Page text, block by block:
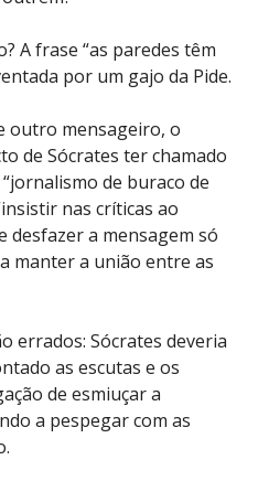
A frase “as paredes têm
por um gajo da Pide.
outro mensageiro, o
de Sócrates ter chamado
de buraco de
nas críticas ao
desfazer a mensagem só
manter a união entre as
errados: Sócrates deveria
as escutas e os
de esmiuçar a
a pespegar com as